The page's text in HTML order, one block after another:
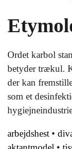
Ordet karbol
betyder trækul.
der kan
som et
arbejdshest •